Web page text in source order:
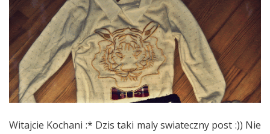
Witajcie Kochani :* Dzis taki maly swiateczny post :)) Nie